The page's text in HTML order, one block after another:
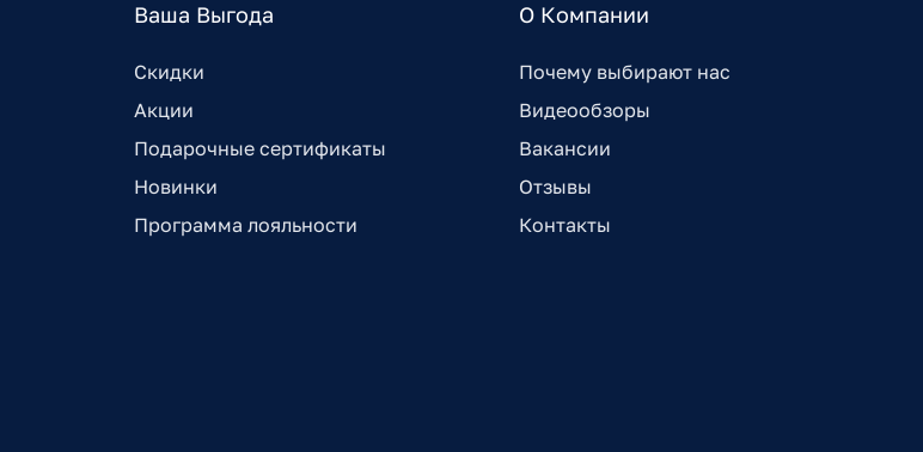
Ваша Выгода
Скидки
Акции
Подарочные сертификаты
Новинки
Программа лояльности
О Компании
Почему выбирают нас
Видеообзоры
Вакансии
Отзывы
Контакты